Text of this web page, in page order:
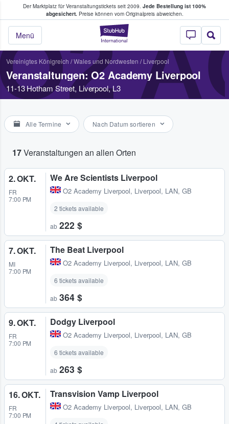
Der Marktplatz für Veranstaltungstickets seit 2009. Jede Bestellung ist 100%
abgesichert.Preise können vom Originalpreis abweichen.
StubHub - Wo
Menü
Tickets kaufen & verkaufen
Vereinigtes Königreich /Wales und Nordwesten / Liverpool
Veranstaltungen: O2 Academy Liverpool
11-13 Hotham Street, Liverpool, L3
Alle Termine Nach Datum sortieren
17Veranstaltungen an allen Orten
2. OKT.
FR
7:00 PM
We Are Scientists Liverpool
O2 Academy Liverpool, Liverpool, LAN, GB
2 tickets available
ab 222 $
7. OKT.
MI
7:00 PM
The Beat Liverpool
O2 Academy Liverpool, Liverpool, LAN, GB
6 tickets available
ab 364 $
9. OKT.
FR
7:00 PM
Dodgy Liverpool
O2 Academy Liverpool, Liverpool, LAN, GB
6 tickets available
ab 263 $
16. OKT.
FR
7:00 PM
Transvision Vamp Liverpool
O2 Academy Liverpool, Liverpool, LAN, GB